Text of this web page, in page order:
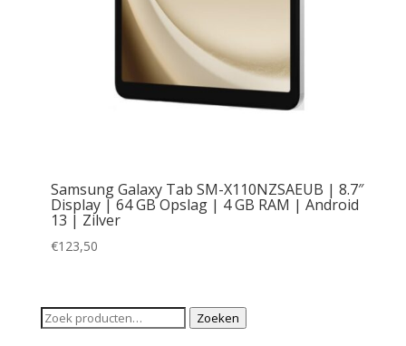
Samsung Galaxy Tab SM-X110NZSAEUB | 8.7″
Display | 64 GB Opslag | 4 GB RAM | Android
13 | Zilver
€123,50
Zoeken
naar:
Zoeken